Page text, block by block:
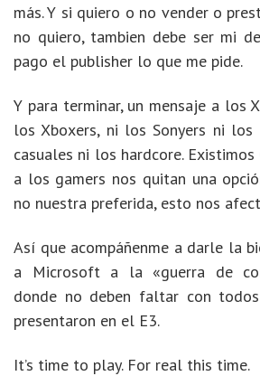
más. Y si quiero o no vender o
no quiero, tambien debe ser mi
pago el publisher lo que me pide.
Y para terminar, un mensaje a los
los Xboxers, ni los Sonyers ni
casuales ni los hardcore. Existimos
a los gamers nos quitan una
no nuestra preferida, esto nos
Así que acompáñenme a darle la
a Microsoft a la «guerra de
donde no deben faltar con
presentaron en el E3.
It’s time to play. For real this time.